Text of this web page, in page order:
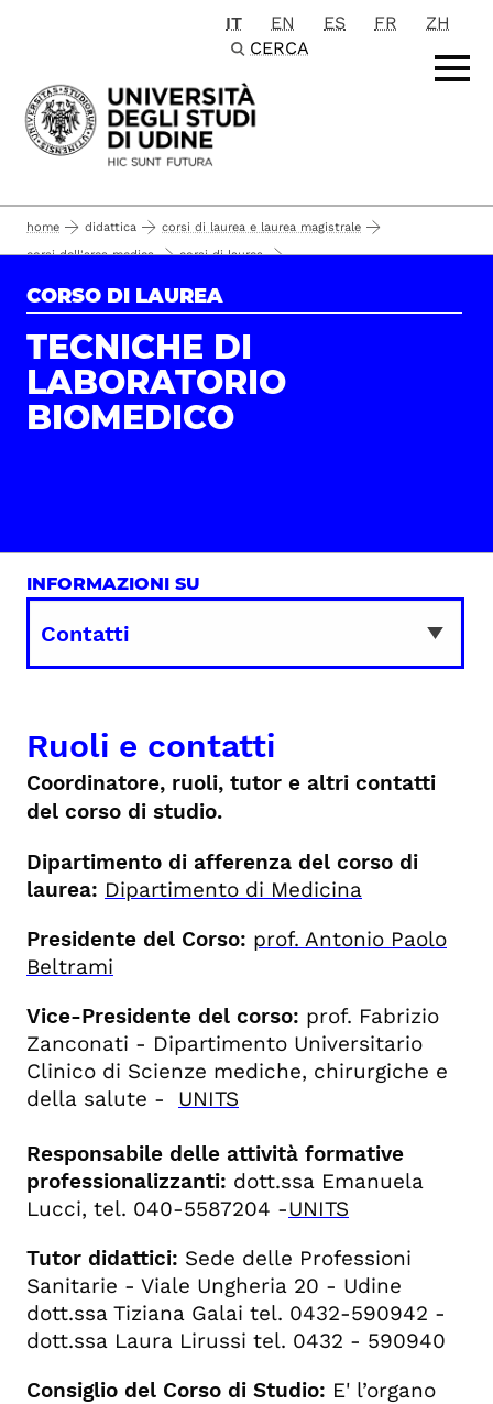
Passa al contenuto principale
IT EN ES FR
ZH
CERCA
home didattica
corsi di laurea e laurea magistrale
corsi dell'area medica
corsi di laurea
tecniche di laboratorio biomedico
CORSO DI LAUREA
TECNICHE DI
LABORATORIO
BIOMEDICO
INFORMAZIONI SU
Ruoli e contatti
Coordinatore, ruoli, tutor e altri contatti
del corso di studio.
Dipartimento di afferenza del corso di
laurea: Dipartimento di Medicina
Presidente del Corso: prof. Antonio Paolo
Beltrami
Vice-Presidente del corso: prof. Fabrizio
Zanconati - Dipartimento Universitario
Clinico di Scienze mediche, chirurgiche e
della salute - UNITS
Responsabile delle attività formative
professionalizzanti: dott.ssa Emanuela
Lucci, tel. 040-5587204 -UNITS
Tutor didattici: Sede delle Professioni
Sanitarie - Viale Ungheria 20 - Udine
dott.ssa Tiziana Galai tel. 0432-590942 -
dott.ssa Laura Lirussi tel. 0432 - 590940
Consiglio del Corso di Studio: E' l’organo